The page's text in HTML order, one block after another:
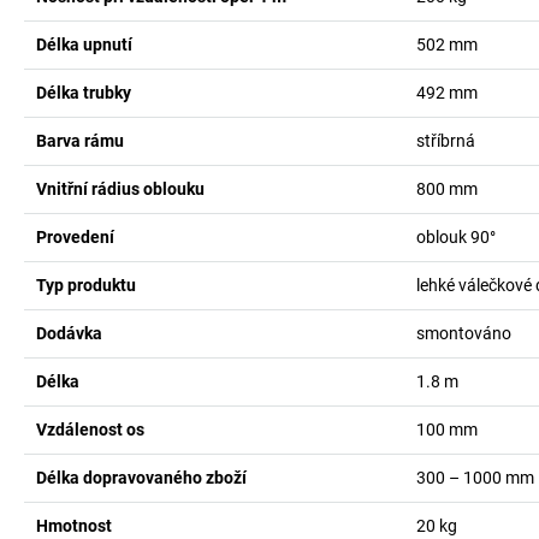
Délka upnutí 502 mm
Délka trubky 492 mm
Barva rámu stříbrná
Vnitřní rádius oblouku 800 mm
Provedení oblouk 90°
Typ produktu lehké válečkové
Dodávka smontováno
Délka 1.8 m
Vzdálenost os 100 mm
Délka dopravovaného zboží 300 – 1000 mm
Hmotnost 20 kg